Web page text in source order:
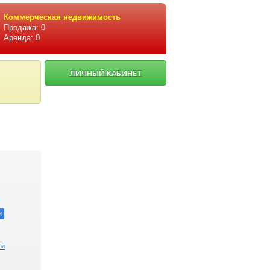
Коммерческая недвижимость
Продажа: 0
Аренда: 0
ЛИЧНЫЙ КАБИНЕТ